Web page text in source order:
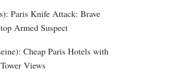
Paris Knife Attack: Brave
Armed Suspect
Cheap Paris Hotels with
Views